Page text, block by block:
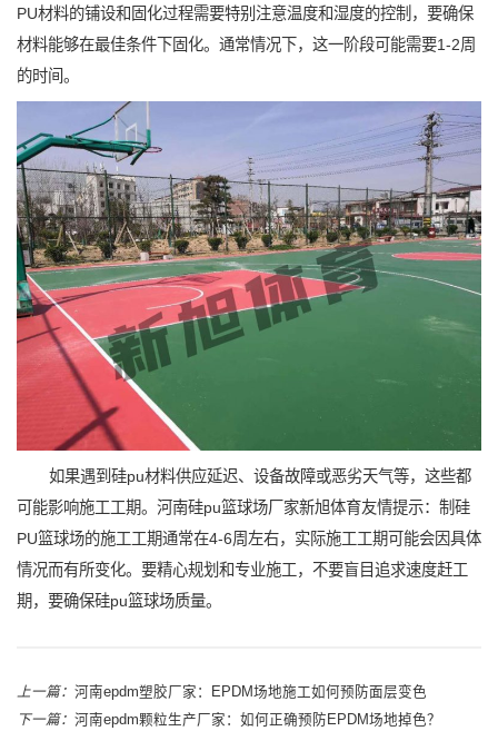
PU材料的铺设和固化过程需要特别注意温度和湿度的控制，要确保
材料能够在最佳条件下固化。通常情况下，这一阶段可能需要1-2周
的时间。
如果遇到硅pu材料供应延迟、设备故障或恶劣天气等，这些都
可能影响施工工期。河南硅pu篮球场厂家新旭体育友情提示：制硅
PU篮球场的施工工期通常在4-6周左右，实际施工工期可能会因具体
情况而有所变化。要精心规划和专业施工，不要盲目追求速度赶工
期，要确保硅pu篮球场质量。
上一篇： 河南epdm塑胶厂家：EPDM场地施工如何预防面层变色
下一篇： 河南epdm颗粒生产厂家：如何正确预防EPDM场地掉色？